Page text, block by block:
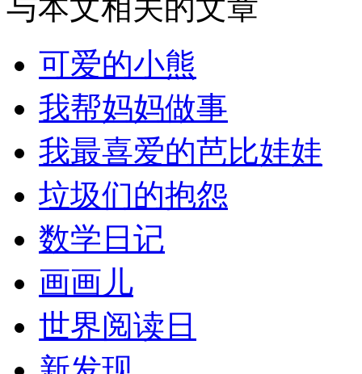
与本文相关的文章
可爱的小熊
我帮妈妈做事
我最喜爱的芭比娃娃
垃圾们的抱怨
数学日记
画画儿
世界阅读日